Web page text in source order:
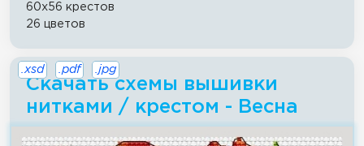
60x56 крестов
26 цветов
Скачать схемы вышивки
нитками / крестом - Весна
.xsd .pdf .jpg